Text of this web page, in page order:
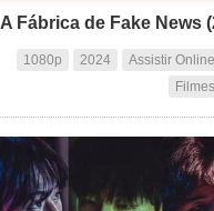
A Fábrica de Fake News
1080p 2024 Assistir Online
Filmes